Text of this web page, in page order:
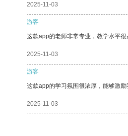
2025-11-03
游客
这款app的老师非常专业，教学水平很
2025-11-03
游客
这款app的学习氛围很浓厚，能够激励
2025-11-03